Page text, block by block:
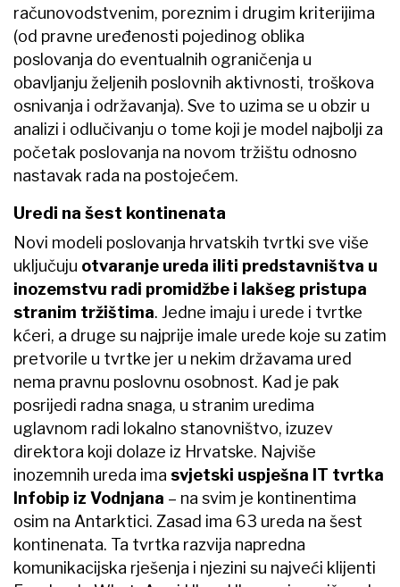
računovodstvenim, poreznim i drugim kriterijima
(od pravne uređenosti pojedinog oblika
poslovanja do eventualnih ograničenja u
obavljanju željenih poslovnih aktivnosti, troškova
osnivanja i održavanja). Sve to uzima se u obzir u
analizi i odlučivanju o tome koji je model najbolji za
početak poslovanja na novom tržištu odnosno
nastavak rada na postojećem.
Uredi na šest kontinenata
Novi modeli poslovanja hrvatskih tvrtki sve više
uključuju otvaranje ureda iliti predstavništva u
inozemstvu radi promidžbe i lakšeg pristupa
stranim tržištima. Jedne imaju i urede i tvrtke
kćeri, a druge su najprije imale urede koje su zatim
pretvorile u tvrtke jer u nekim državama ured
nema pravnu poslovnu osobnost. Kad je pak
posrijedi radna snaga, u stranim uredima
uglavnom radi lokalno stanovništvo, izuzev
direktora koji dolaze iz Hrvatske. Najviše
inozemnih ureda ima svjetski uspješna IT tvrtka
Infobip iz Vodnjana – na svim je kontinentima
osim na Antarktici. Zasad ima 63 ureda na šest
kontinenata. Ta tvrtka razvija napredna
komunikacijska rješenja i njezini su najveći klijenti